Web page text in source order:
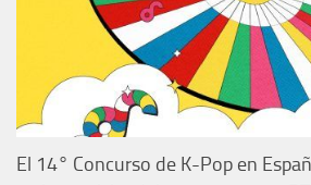
El 14° Concurso de K-Pop en